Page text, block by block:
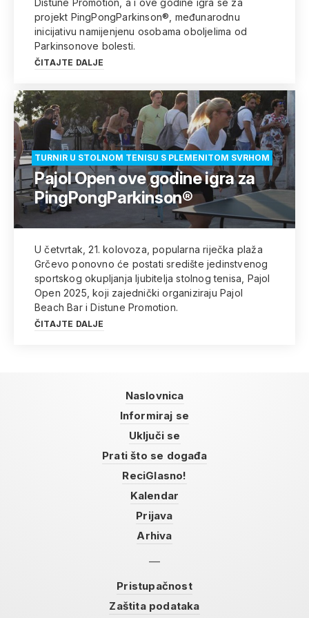
Distune Promotion, a i ove godine igra se za
projekt PingPongParkinson®, međunarodnu
inicijativu namijenjenu osobama oboljelima od
Parkinsonove bolesti.
ČITAJTE DALJE
TURNIR U STOLNOM TENISU S PLEMENITOM SVRHOM
Pajol Open ove godine igra za
PingPongParkinson®
U četvrtak, 21. kolovoza, popularna riječka plaža
Grčevo ponovno će postati središte jedinstvenog
sportskog okupljanja ljubitelja stolnog tenisa, Pajol
Open 2025, koji zajednički organiziraju Pajol
Beach Bar i Distune Promotion.
ČITAJTE DALJE
Naslovnica
Informiraj se
Uključi se
Prati što se događa
ReciGlasno!
Kalendar
Prijava
Arhiva
Pristupačnost
Zaštita podataka